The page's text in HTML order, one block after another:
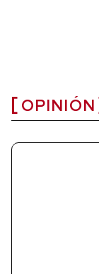
OPINIÓN